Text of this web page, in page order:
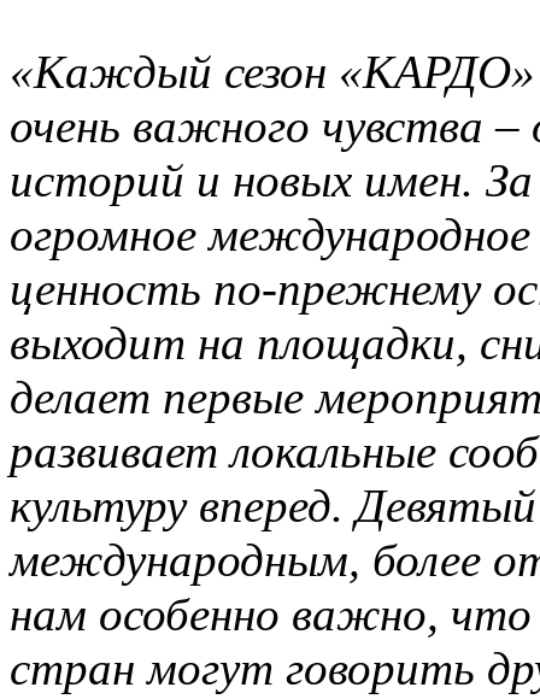
«Каждый сезон «КАРДО»
очень важного чувства
историй и новых имен.
огромное международное
ценность по-прежнему
выходит на площадки,
делает первые
развивает локальные
культуру вперед.
международным, более
нам особенно важно, что
стран могут говорить